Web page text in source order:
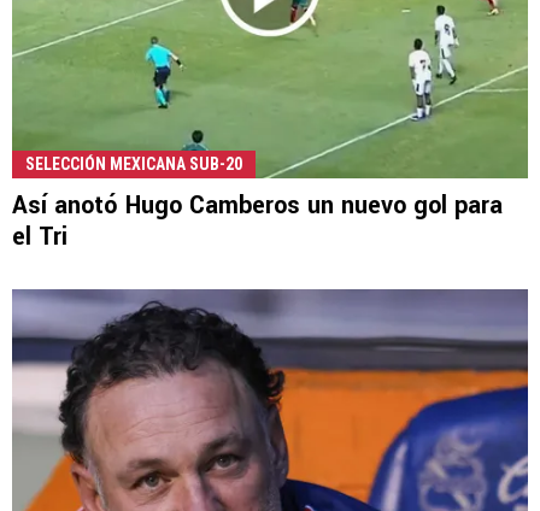
SELECCIÓN MEXICANA SUB-20
Así anotó Hugo Camberos un nuevo gol para
el Tri